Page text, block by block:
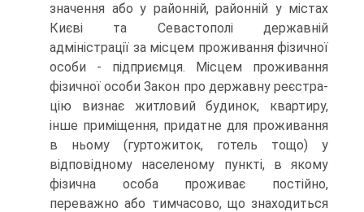
значення або у районній, районній у містах
Києві та Севастополі державній
адміністрації за місцем проживання фізичної
особи - підприємця. Місцем проживання
фізичної особи Закон про державну реєстра­
цію визнає житловий будинок, квартиру,
інше приміщення, придатне для проживання
в ньому (гуртожиток, готель тощо) у
відповідному населеному пункті, в якому
фізична особа проживає постійно,
переважно або тимчасово, що знахо­диться